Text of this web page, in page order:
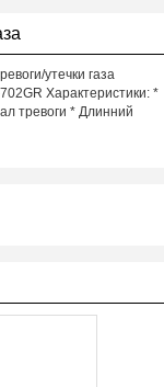
утечки газа
Характеристики: *
тревоги * Длинний